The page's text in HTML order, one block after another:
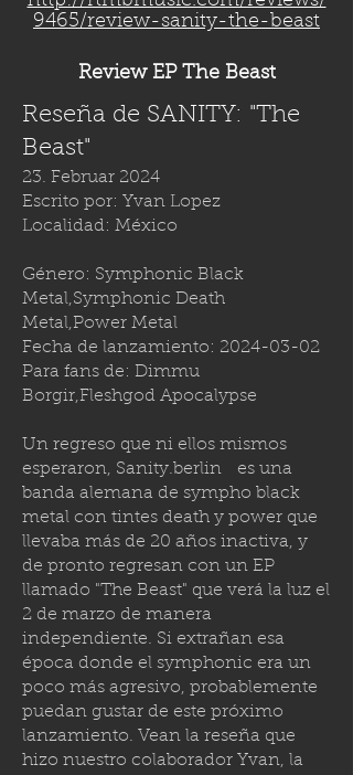
9465/review-sanity-the-beast
Review EP The Beast
Reseña de SANITY: "The
Beast"
23. Februar 2024
Escrito por: Yvan Lopez
Localidad: México
Género: Symphonic Black
Metal,Symphonic Death
Metal,Power Metal
Fecha de lanzamiento: 2024-03-02
Para fans de: Dimmu
Borgir,Fleshgod Apocalypse
Un regreso que ni ellos mismos
esperaron, Sanity.berlin es una
banda alemana de sympho black
metal con tintes death y power que
llevaba más de 20 años inactiva, y
de pronto regresan con un EP
llamado "The Beast" que verá la luz el
2 de marzo de manera
independiente. Si extrañan esa
época donde el symphonic era un
poco más agresivo, probablemente
puedan gustar de este próximo
lanzamiento. Vean la reseña que
hizo nuestro colaborador Yvan, la